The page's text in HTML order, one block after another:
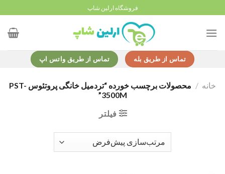
to
content
فروشگاه ارلین شاپ
تماس از طریق بله تماس از طریق واتس اپ
خانه /
محصولات برچسب خورده “تردمیل خانگی پروتئوس PST-
3500M”
فیلتر